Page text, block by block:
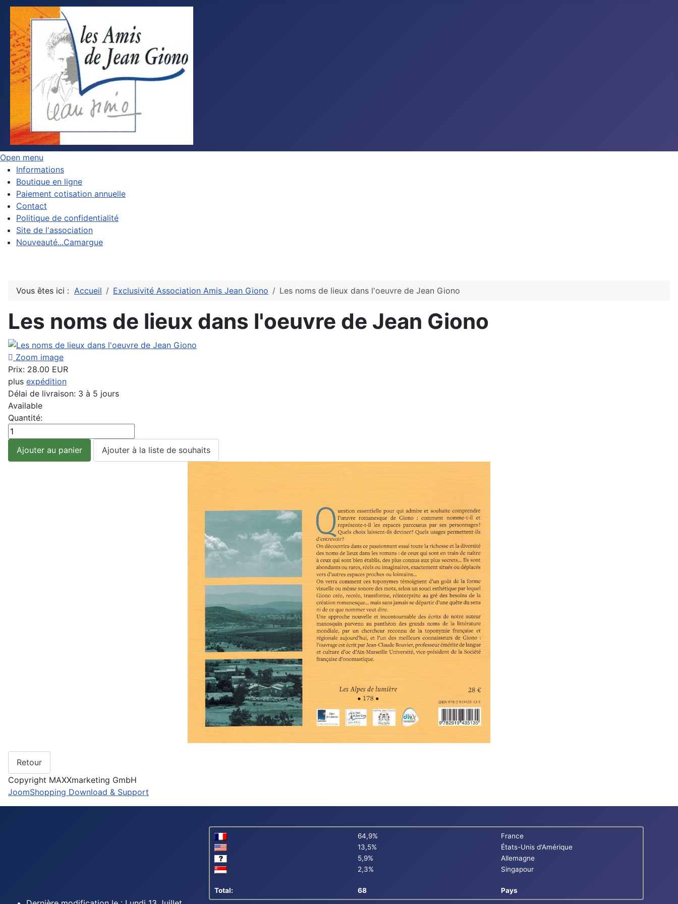
Open menu
Informations
Boutique en ligne
Paiement cotisation annuelle
Contact
Politique de confidentialité
Site de l'association
Nouveauté...Camargue
Vous êtes ici : Accueil Exclusivité Association Amis Jean Giono Les noms de lieux dans l'oeuvre de Jean Giono
Les noms de lieux dans l'oeuvre de Jean Giono
Zoom image
Prix: 28.00 EUR
plus expédition
Délai de livraison: 3 à 5 jours
Available
Quantité:
Copyright MAXXmarketing GmbH
JoomShopping Download & Support
64,9%
France
13,5%
États-Unis d'Amérique
5,9%
Allemagne
2,3%
Singapour
Total: 68 Pays